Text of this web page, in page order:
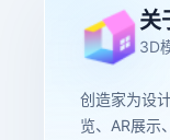
关
3D
创造家为设
览、AR展示